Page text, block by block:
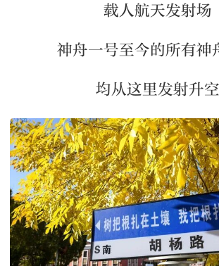
载人航天发射场
神舟一号至今的所有神
均从这里发射升空